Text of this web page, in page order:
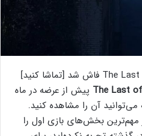
The Last پیش از عرضه در ماه
آن را مشاهده کنید.
مهم‌ترین بخش‌های بازی اول را